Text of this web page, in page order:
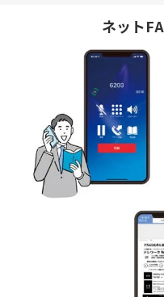
ネット